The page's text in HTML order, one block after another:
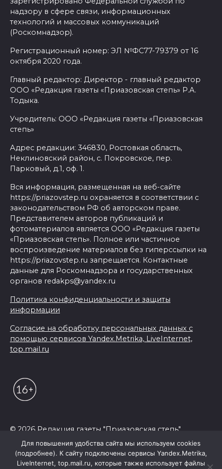
надзору в сфере связи, информационных
технологий и массовых коммуникаций
(Роскомнадзор).
Регистрационный номер: ЭЛ №ФС77-79379 от 16
октября 2020 года.
Главный редактор: Директор - главный редактор
ООО «Редакция газеты «Приазовская степь» Р.А.
Тодыка.
Учредитель: ООО «Редакция газеты «Приазовская
степь»
Адрес редакции: 346830, Ростовкая область,
Неклиновский район, с. Покровское, пер.
Парковый, д.1, оф. 1.
Вся информация, размещенная на веб-сайте
https://priazovstep.ru охраняется в соответствии с
законодательством РФ об авторском праве.
Представителем авторов публикаций и
фотоматериалов является ООО «Редакция газеты
«Приазовская степь». Полное или частичное
воспроизведение материалов без гиперссылки на
https://priazovstep.ru запрещается. Контактные
данные для Роскомнадзора и государственных
органов redakps@yandex.ru
Политика конфиденциальности и защиты
информации
Согласие на обработку персональных данных с
помощью сервисов Yandex.Metrika, LiveInternet,
top.mail.ru
© 2026 Редакция газеты "Приазовская степь"
Для повышения удобства сайта мы используем cookies
(подробнее). К сайту подключены сервисы Yandex.Metrika,
LiveInternet, top.mail.ru, которые также использует файлы